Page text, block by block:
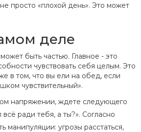
просто «плохой день». Это может
деле
быть частью. Главное - это
чувствовать себя целым. Это
в том, что вы ели на обед, если
чувствительный».
напряжении, ждете следующего
ради тебя, а ты?». Согласно
манипуляции: угрозы расстаться,